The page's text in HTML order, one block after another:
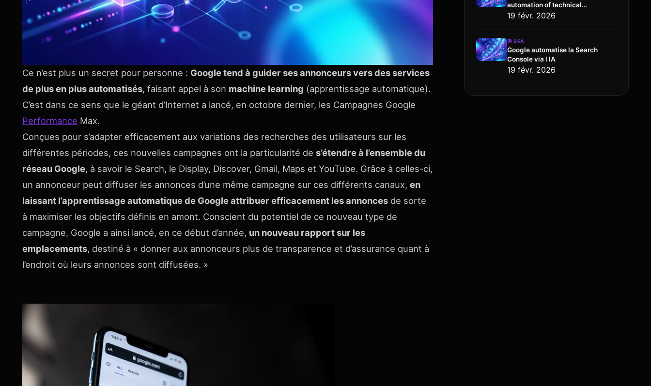
Ce n’est plus un secret pour personne : Google tend à guider ses annonceurs vers des services
de plus en plus automatisés, faisant appel à son machine learning (apprentissage automatique).
C’est dans ce sens que le géant d’Internet a lancé, en octobre dernier, les Campagnes Google
Performance Max.
Conçues pour s’adapter efficacement aux variations des recherches des utilisateurs sur les
différentes périodes, ces nouvelles campagnes ont la particularité de s’étendre à l’ensemble du
réseau Google, à savoir le Search, le Display, Discover, Gmail, Maps et YouTube. Grâce à celles-ci,
un annonceur peut diffuser les annonces d’une même campagne sur ces différents canaux, en
laissant l’apprentissage automatique de Google attribuer efficacement les annonces de sorte
à maximiser les objectifs définis en amont. Conscient du potentiel de ce nouveau type de
campagne, Google a ainsi lancé, en ce début d’année, un nouveau rapport sur les
emplacements, destiné à « donner aux annonceurs plus de transparence et d’assurance quant à
l’endroit où leurs annonces sont diffusées. »
automation of technical
configuration
19 févr. 2026
🎯 SEA
Google automatise la Search
Console via l IA
19 févr. 2026